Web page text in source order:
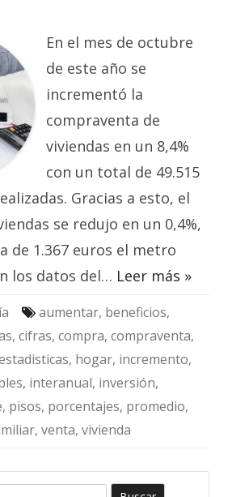
En el mes de octubre
de este año se
incrementó la
compraventa de
viviendas en un 8,4%
con un total de 49.515
Gracias a esto, el
se redujo en un 0,4%,
de 1.367 euros el metro
los datos del… Leer más »
aumentar, beneficios,
, cifras, compra, compraventa,
, hogar, incremento,
, interanual, inversión,
, pisos, porcentajes, promedio,
, venta, vivienda